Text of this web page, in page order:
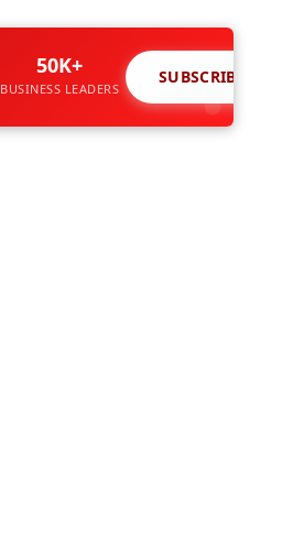
50K+
BUSINESS LEADERS
SUBSCRIBE NOW ↗